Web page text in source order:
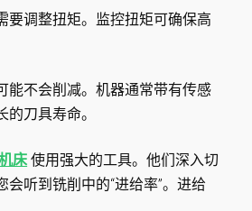
要调整扭矩。监控扭矩可确保高
能不会削减。机器通常带有传感
刀具寿命。
床 使用强大的工具。他们深入切
听到铣削中的“进给率”。进给